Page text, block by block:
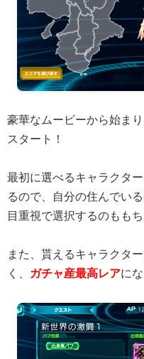
豪華なムービーから始ま
スタート！
最初に選べるキャラクタ
るので、自分の住んでい
目重視で選択するのももち
また、貰えるキャラクタ
く、
ガチャ産最高レアに